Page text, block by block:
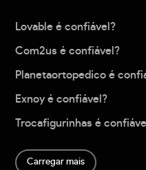
Lovable é confiável?
Com2us é confiável?
Planetaortopedico é
Exnoy é confiável?
Trocafigurinhas é
Carregar mais